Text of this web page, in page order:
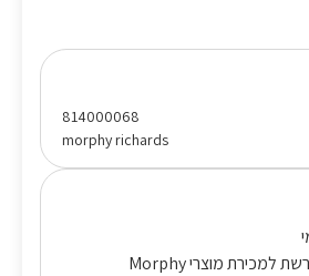
814000068
morphy richards
א.ל.מ. הינה רשת מורשת למכירת מוצרי Morphy